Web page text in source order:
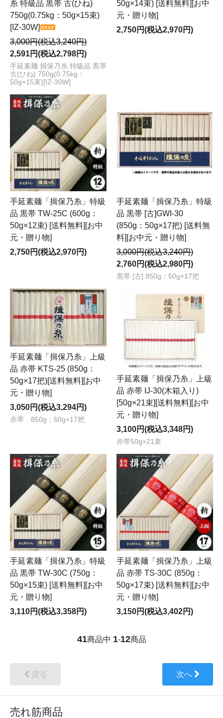
糸 特級品 黒帯 古(ひね)
750g(0.75kg：50g×15束)
[IZ-30W]
3,000円(税込3,240円)
2,591円(税込2,798円)
手延素麺 揖保乃糸 特級品 黒帯
古(ひね) 750g(0.75kg：
50g×15束)[IZ-30W]
50g×14束) [送料無料][お中
元・贈り物]
2,750円(税込2,970円)
手延素麺「揖保乃糸」特級
品 黒帯 TW-25C (600g：
50g×12束) [送料無料][お中
元・贈り物]
2,750円(税込2,970円)
手延素麺「揖保乃糸」特級
品 黒帯 [古]GWI-30
(850g：50g×17把) [送料無
料][お中元・贈り物]
3,000円(税込3,240円)
2,760円(税込2,980円)
黒帯 [古] 850g：50g×17把
手延素麺「揖保乃糸」上級
品 赤帯 KTS-25 (850g：
50g×17把)[送料無料][お中
元・贈り物]
3,050円(税込3,294円)
赤帯 850g：50g×17把
手延素麺「揖保乃糸」上級
品 赤帯 IJ-30(木箱入り)
[50g×21束][送料無料][お中
元・贈り物]
3,100円(税込3,348円)
赤帯50g×21束
手延素麺「揖保乃糸」特級
品 黒帯 TW-30C (750g：
50g×15束) [送料無料][お中
元・贈り物]
3,110円(税込3,358円)
手延素麺「揖保乃糸」上級
品 赤帯 TS-30C (850g：
50g×17束) [送料無料][お中
元・贈り物]
3,150円(税込3,402円)
41商品中 1-12商品
戻る 次へ
売れ筋商品